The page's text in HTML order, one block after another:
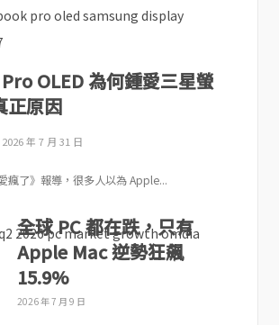
OLED 為何鍾愛三星螢
正原因
2026 年 7 月 31 日
瘋了》報導，很多人以為 Apple...
全球 PC 都在跌，只有
Apple Mac 逆勢狂飆
15.9%
2026 年 7 月 9 日